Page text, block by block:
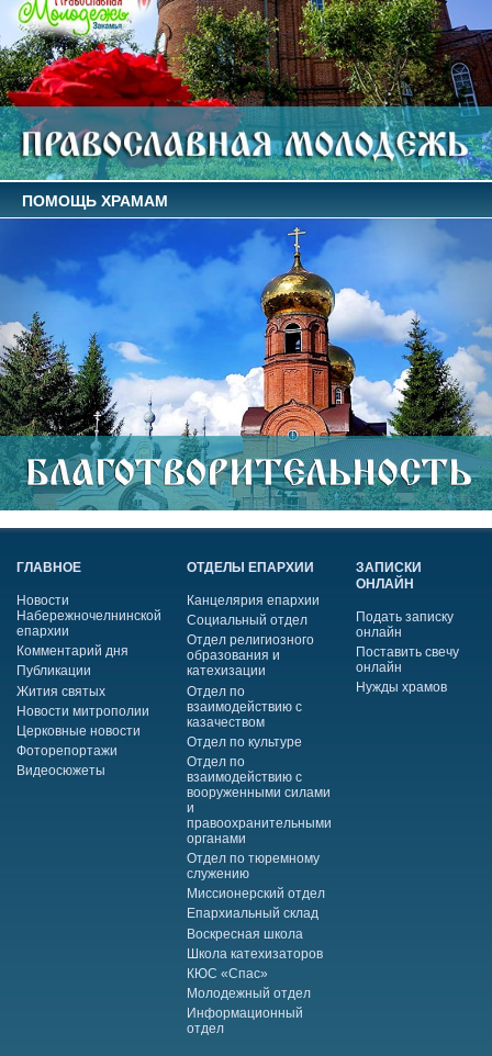
ПОМОЩЬ ХРАМАМ
ГЛАВНОЕ
Новости
Набережночелнинской
епархии
Комментарий дня
Публикации
Жития святых
Новости митрополии
Церковные новости
Фоторепортажи
Видеосюжеты
ОТДЕЛЫ ЕПАРХИИ
Канцелярия епархии
Социальный отдел
Отдел религиозного
образования и
катехизации
Отдел по
взаимодействию с
казачеством
Отдел по культуре
Отдел по
взаимодействию с
вооруженными силами
и
правоохранительными
органами
Отдел по тюремному
служению
Миссионерский отдел
Епархиальный склад
Воскресная школа
Школа катехизаторов
КЮС «Спас»
Молодежный отдел
Информационный
отдел
ЗАПИСКИ
ОНЛАЙН
Подать записку
онлайн
Поставить свечу
онлайн
Нужды храмов